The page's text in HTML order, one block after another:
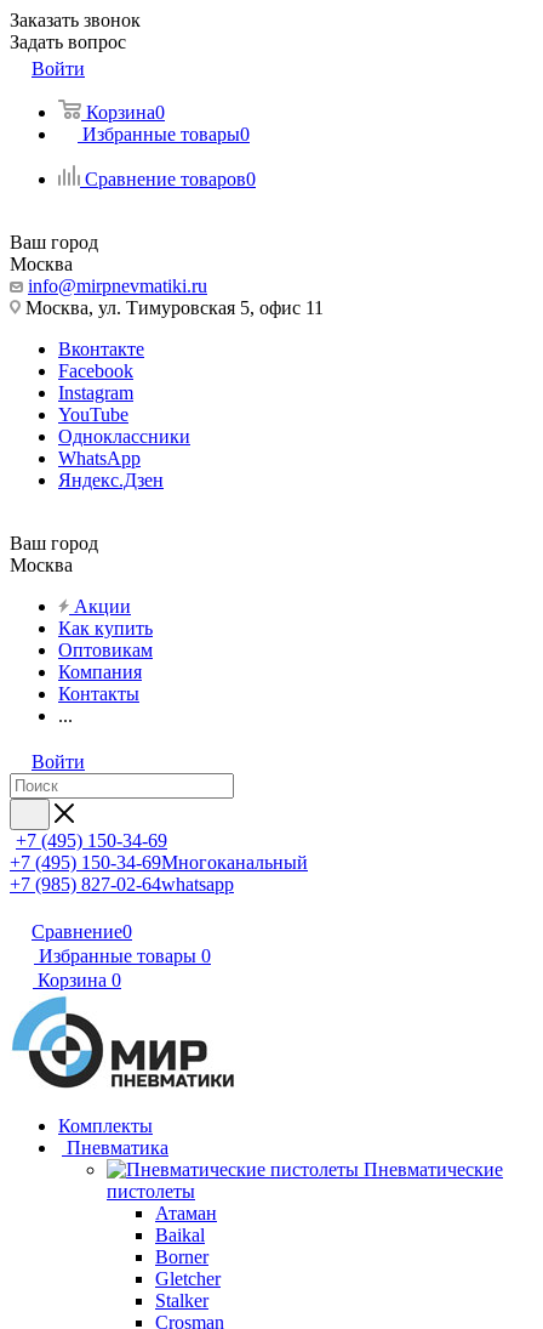
Заказать звонок
Задать вопрос
Войти
Корзина0
Избранные товары0
Сравнение товаров0
Ваш город
Москва
info@mirpnevmatiki.ru
Москва, ул. Тимуровская 5, офис 11
Вконтакте
Facebook
Instagram
YouTube
Одноклассники
WhatsApp
Яндекс.Дзен
Ваш город
Москва
Акции
Как купить
Оптовикам
Компания
Контакты
...
Войти
+7 (495) 150-34-69
+7 (495) 150-34-69Многоканальный
+7 (985) 827-02-64whatsapp
Сравнение0
Избранные товары 0
Корзина 0
Комплекты
Пневматика
Пневматические
пистолеты
Атаман
Baikal
Borner
Gletcher
Stalker
Crosman